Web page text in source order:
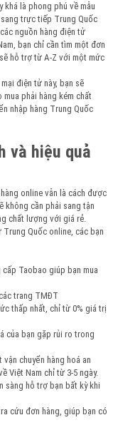
khá là phong phú về mẫu
trực tiếp Trung Quốc
nguồn hàng điện tử
bạn chỉ cần tìm một đơn
hỗ trợ từ A-Z với một mức
điện tử này, bạn sẽ
phải hàng kém chất
nhập hàng Trung Quốc
và hiệu quả
online vẫn là cách được
không cần phải sang tận
chất lượng với giá rẻ.
Quốc online, các bạn
Taobao giúp bạn mua
trang TMĐT
thấp nhất, chỉ từ 0% giá trị
của bạn gặp rủi ro trong
chuyển hàng hoá an
Việt Nam chỉ từ 3-5 ngày.
sàng hỗ trợ bạn bất kỳ khi
cứu đơn hàng, giúp bạn có